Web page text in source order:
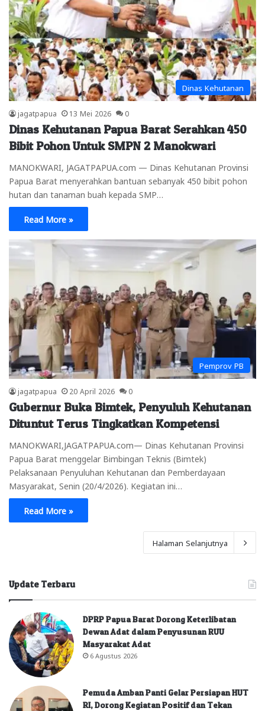
Dinas Kehutanan
jagatpapua 13 Mei 2026 0
Dinas Kehutanan Papua Barat Serahkan 450
Bibit Pohon Untuk SMPN 2 Manokwari
MANOKWARI, JAGATPAPUA.com — Dinas Kehutanan Provinsi
Papua Barat menyerahkan bantuan sebanyak 450 bibit pohon
hutan dan tanaman buah kepada SMP…
Read More »
Pemprov PB
jagatpapua 20 April 2026 0
Gubernur Buka Bimtek, Penyuluh Kehutanan
Dituntut Terus Tingkatkan Kompetensi
MANOKWARI,JAGATPAPUA.com— Dinas Kehutanan Provinsi
Papua Barat menggelar Bimbingan Teknis (Bimtek)
Pelaksanaan Penyuluhan Kehutanan dan Pemberdayaan
Masyarakat, Senin (20/4/2026). Kegiatan ini…
Read More »
Halaman Selanjutnya
Update Terbaru
DPRP Papua Barat Dorong Keterlibatan
Dewan Adat dalam Penyusunan RUU
Masyarakat Adat
6 Agustus 2026
Pemuda Amban Panti Gelar Persiapan HUT
RI, Dorong Kegiatan Positif dan Tekan